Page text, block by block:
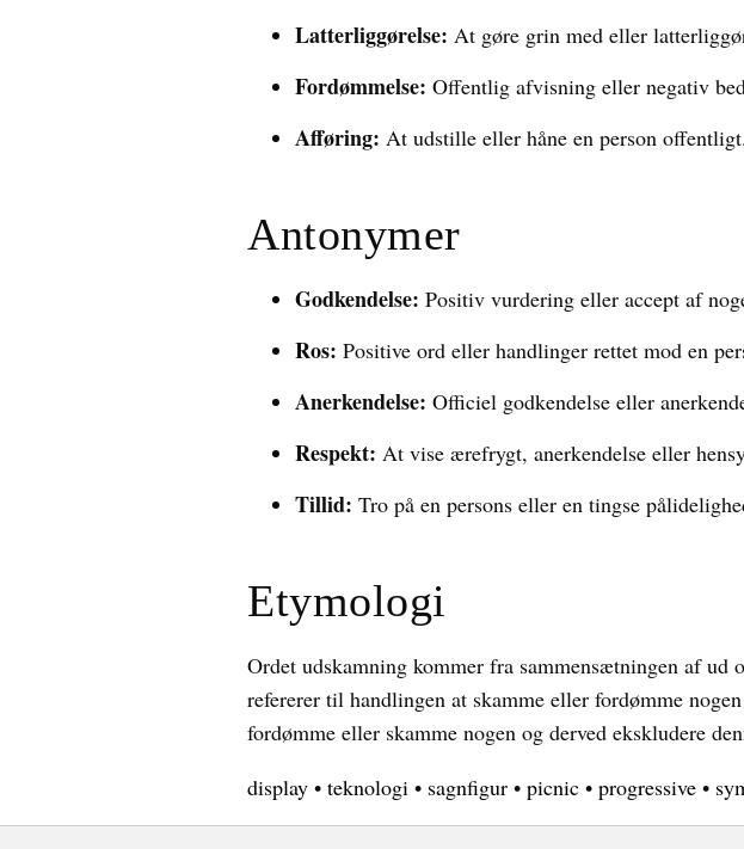
Latterliggørelse: At gøre grin med eller
Fordømmelse: Offentlig afvisning eller negativ
Afføring: At udstille eller håne en person offentligt.
Antonymer
Godkendelse: Positiv vurdering eller accept af
Ros: Positive ord eller handlinger rettet mod en
Anerkendelse: Officiel godkendelse eller
Respekt: At vise ærefrygt, anerkendelse eller
Tillid: Tro på en persons eller en tingse
Etymologi
Ordet udskamning kommer fra sammensætningen af
refererer til handlingen at skamme eller fordømme
fordømme eller skamme nogen og derved ekskludere
display • teknologi • sagnfigur • picnic • progressive •